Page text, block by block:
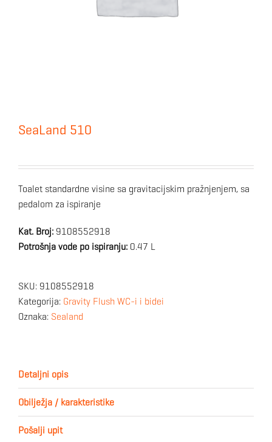
SeaLand 510
Toalet standardne visine sa gravitacijskim pražnjenjem, sa
pedalom za ispiranje
Kat. Broj: 9108552918
Potrošnja vode po ispiranju: 0.47 L
SKU: 9108552918
Kategorija: Gravity Flush WC-i i bidei
Oznaka: Sealand
Detaljni opis
Obilježja / karakteristike
Pošalji upit